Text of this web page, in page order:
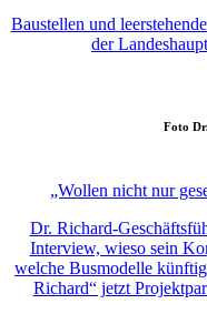
Baustellen und
der
Foto
„Wollen nicht nur
Dr. Richard-
Interview, wieso sein
welche Busmodelle
Richard“ jetzt